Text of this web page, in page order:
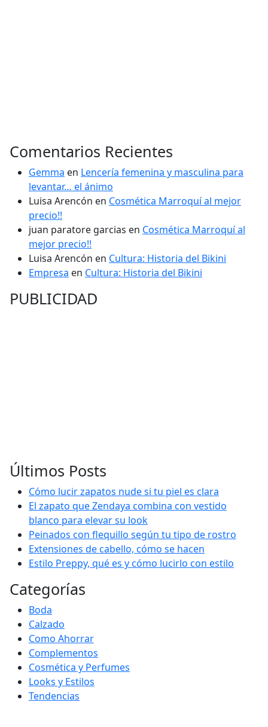
Comentarios Recientes
Gemma en Lencería femenina y masculina para
levantar… el ánimo
Luisa Arencón en Cosmética Marroquí al mejor
precio!!
juan paratore garcias en Cosmética Marroquí al
mejor precio!!
Luisa Arencón en Cultura: Historia del Bikini
Empresa en Cultura: Historia del Bikini
PUBLICIDAD
Últimos Posts
Cómo lucir zapatos nude si tu piel es clara
El zapato que Zendaya combina con vestido
blanco para elevar su look
Peinados con flequillo según tu tipo de rostro
Extensiones de cabello, cómo se hacen
Estilo Preppy, qué es y cómo lucirlo con estilo
Categorías
Boda
Calzado
Como Ahorrar
Complementos
Cosmética y Perfumes
Looks y Estilos
Tendencias